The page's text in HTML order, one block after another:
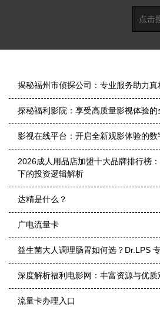
揭秘福州市侦探公司：专业服务助力
探秘福利影院：享受高质量影视体验的
影视在线平台：开启全新观影体验的数
2026成人用品店加盟十大品牌排行榜
下的投资逻辑解析
达精是什么？
广电流量卡
益生菌大人调理肠胃如何选？Dr.LPS
深度解析福利电影网：丰富资源与优
流量卡办理入口